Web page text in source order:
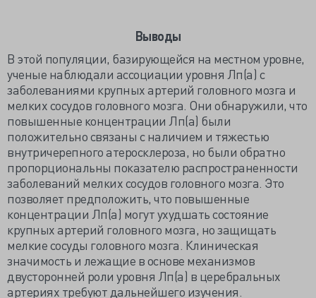
Выводы
В этой популяции, базирующейся на местном уровне,
ученые наблюдали ассоциации уровня Лп(а) с
заболеваниями крупных артерий головного мозга и
мелких сосудов головного мозга. Они обнаружили, что
повышенные концентрации Лп(а) были
положительно связаны с наличием и тяжестью
внутричерепного атеросклероза, но были обратно
пропорциональны показателю распространенности
заболеваний мелких сосудов головного мозга. Это
позволяет предположить, что повышенные
концентрации Лп(а) могут ухудшать состояние
крупных артерий головного мозга, но защищать
мелкие сосуды головного мозга. Клиническая
значимость и лежащие в основе механизмов
двусторонней роли уровня Лп(а) в церебральных
артериях требуют дальнейшего изучения.